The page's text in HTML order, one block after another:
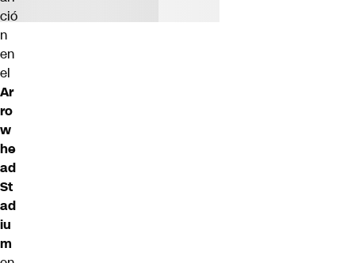
ció
n
en
el
Ar
ro
w
he
ad
St
ad
iu
m